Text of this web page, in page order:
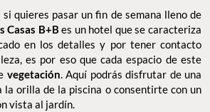
si quieres pasar un fin de semana lleno de
Casas B+B es un hotel que se caracteriza
en los detalles y por tener contacto
es por eso que cada espacio de este
vegetación. Aquí podrás disfrutar de una
la orilla de la piscina o consentirte con un
vista al jardín.